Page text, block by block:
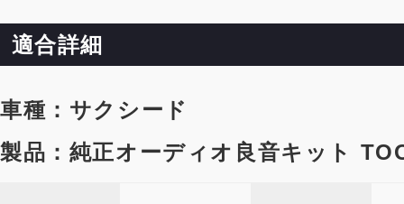
適合詳細
車種：サクシード
製品：純正オーディオ良音キット